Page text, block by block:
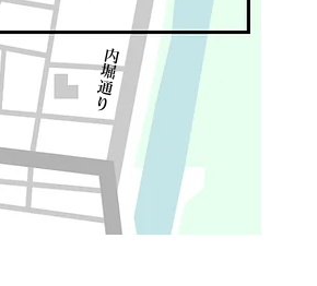
​内堀通り